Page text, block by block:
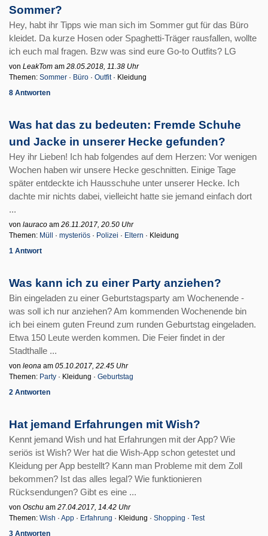
Sommer?
Hey, habt ihr Tipps wie man sich im Sommer gut für das Büro
kleidet. Da kurze Hosen oder Spaghetti-Träger rausfallen, wollte
ich euch mal fragen. Bzw was sind eure Go-to Outfits? LG
von LeakTom am 28.05.2018, 11.38 Uhr
Themen: Sommer · Büro · Outfit· Kleidung
8 Antworten
Was hat das zu bedeuten: Fremde Schuhe
und Jacke in unserer Hecke gefunden?
Hey ihr Lieben! Ich hab folgendes auf dem Herzen: Vor wenigen
Wochen haben wir unsere Hecke geschnitten. Einige Tage
später entdeckte ich Hausschuhe unter unserer Hecke. Ich
dachte mir nichts dabei, vielleicht hatte sie jemand einfach dort
...
von lauraco am 26.11.2017, 20.50 Uhr
Themen: Müll · mysteriös · Polizei · Eltern · Kleidung
1 Antwort
Was kann ich zu einer Party anziehen?
Bin eingeladen zu einer Geburtstagsparty am Wochenende -
was soll ich nur anziehen? Am kommenden Wochenende bin
ich bei einem guten Freund zum runden Geburtstag eingeladen.
Etwa 150 Leute werden kommen. Die Feier findet in der
Stadthalle ...
von leona am 05.10.2017, 22.45 Uhr
Themen: Party · Kleidung · Geburtstag
2 Antworten
Hat jemand Erfahrungen mit Wish?
Kennt jemand Wish und hat Erfahrungen mit der App? Wie
seriös ist Wish? Wer hat die Wish-App schon getestet und
Kleidung per App bestellt? Kann man Probleme mit dem Zoll
bekommen? Ist das alles legal? Wie funktionieren
Rücksendungen? Gibt es eine ...
von Oschu am 27.04.2017, 14.42 Uhr
Themen: Wish · App · Erfahrung · Kleidung · Shopping · Test
3 Antworten